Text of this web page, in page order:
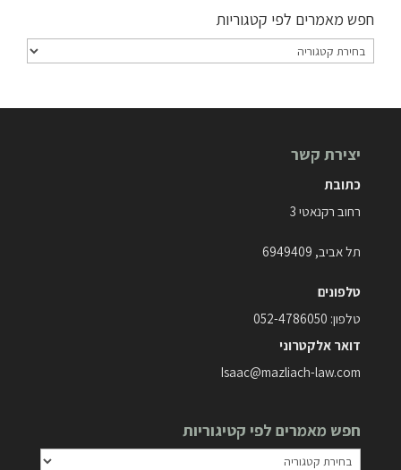
חפש מאמרים לפי קטגוריות
חפש
יצירת קשר
כתובת
רחוב רקנאטי 3
תל אביב, 6949409
טלפונים
טלפון: 052-4786050
דואר אלקטרוני
Isaac@mazliach-law.com
חפש מאמרים לפי קטיגוריות
חפש